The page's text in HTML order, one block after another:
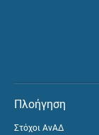
Πλοήγηση
Στόχοι ΑνΑΔ